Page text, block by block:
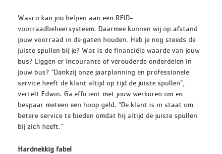
Wasco kan jou helpen aan een RFID-
voorraadbeheersysteem. Daarmee kunnen wij op afstand
jouw voorraad in de gaten houden. Heb je nog steeds de
juiste spullen bij je? Wat is de financiële waarde van jouw
bus? Liggen er incourante of verouderde onderdelen in
jouw bus? “Dankzij onze jaarplanning en professionele
service heeft de klant altijd op tijd de juiste spullen”,
vertelt Edwin. Ga efficiënt met jouw werkuren om en
bespaar meteen een hoop geld. “De klant is in staat om
betere service te bieden omdat hij altijd de juiste spullen
bij zich heeft.”
Hardnekkig fabel